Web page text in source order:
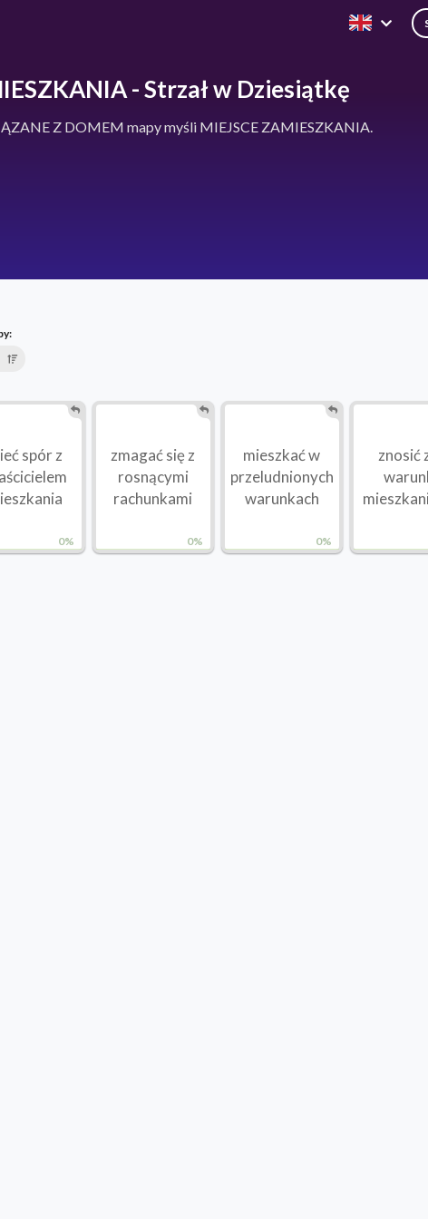
- Strzał w Dziesiątkę
Z DOMEM mapy myśli MIEJSCE ZAMIESZKANIA.
0%
spór z
0%
zmagać się z
rosnącymi
rachunkami
0%
mieszkać w
przeludnionych
warunkach
znosić